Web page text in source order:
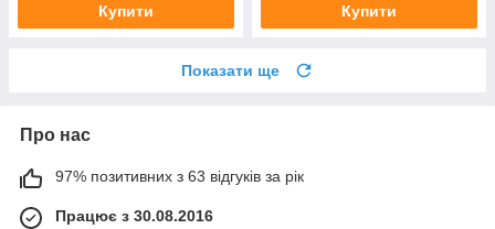
Купити Купити
Показати ще
Про нас
97% позитивних з 63 відгуків за рік
Працює з 30.08.2016